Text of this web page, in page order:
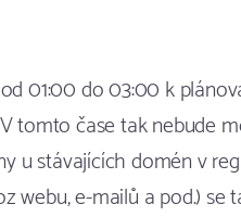
01:00 do 03:00 k
tomto čase tak nebude
u stávajících domén v
webu, e-mailů a pod.) se